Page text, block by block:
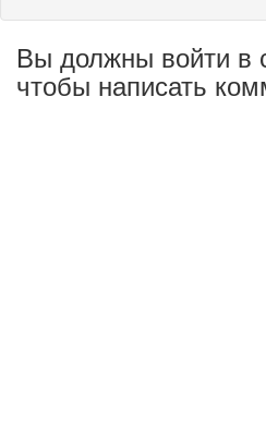
Вы должны войти в
чтобы написать